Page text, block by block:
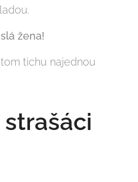
žena!
tichu najednou